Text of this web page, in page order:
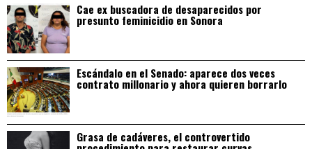
Cae ex buscadora de desaparecidos por
presunto feminicidio en Sonora
Escándalo en el Senado: aparece dos veces
contrato millonario y ahora quieren borrarlo
Grasa de cadáveres, el controvertido